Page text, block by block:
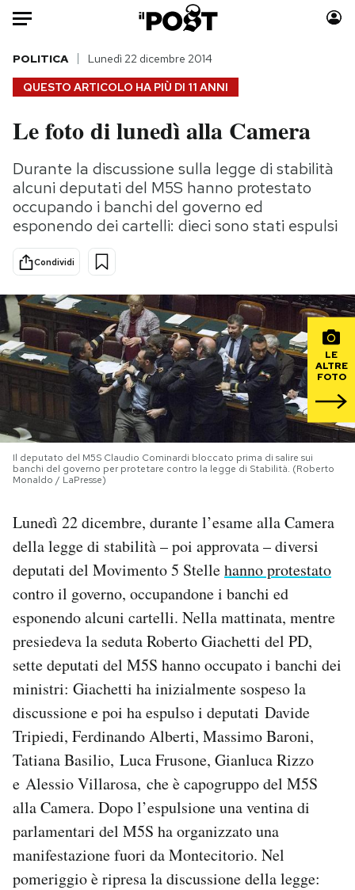
Auto
HOME
Italia
Politica
Tecnologia
Internet
Scienza
Cultura
Economia
Sport
Moda
Consumismi
Storie/Idee
Ok Boomer!
Altrecose
Mondiali calcio 2026
PODCAST
NEWSLETTER
SHOP
CALENDARIO
AREA PERSONALE
Area Personale
Notifiche mobile
Regala il Post
Hai bisogno di aiuto?
Esci
QUESTO ARTICOLO HA PIÙ DI 11 ANNI
POLITICA Lunedì 22 dicembre 2014
Le foto di lunedì alla Camera
Durante la discussione sulla legge di stabilità
alcuni deputati del M5S hanno protestato
occupando i banchi del governo ed
esponendo dei cartelli: dieci sono stati espulsi
Condividi
LE
ALTRE
FOTO
Il deputato del M5S Claudio Cominardi bloccato prima di salire sui
banchi del governo per protetare contro la legge di Stabilità. (Roberto
Monaldo / LaPresse)
Lunedì 22 dicembre, durante l’esame alla Camera
della legge di stabilità – poi approvata – diversi
deputati del Movimento 5 Stellehanno protestato
contro il governo, occupandone i banchi ed
esponendo alcuni cartelli. Nella mattinata, mentre
presiedeva la seduta Roberto Giachetti del PD,
sette deputati del M5S hanno occupato i banchi dei
ministri: Giachetti ha inizialmente sospeso la
discussione e poi ha espulso i deputati Davide
Tripiedi, Ferdinando Alberti, Massimo Baroni,
Tatiana Basilio, Luca Frusone, Gianluca Rizzo
e Alessio Villarosa, che è capogruppo del M5S
alla Camera. Dopo l’espulsione una ventina di
parlamentari del M5S ha organizzato una
manifestazione fuori da Montecitorio. Nel
pomeriggio è ripresa la discussione della legge: